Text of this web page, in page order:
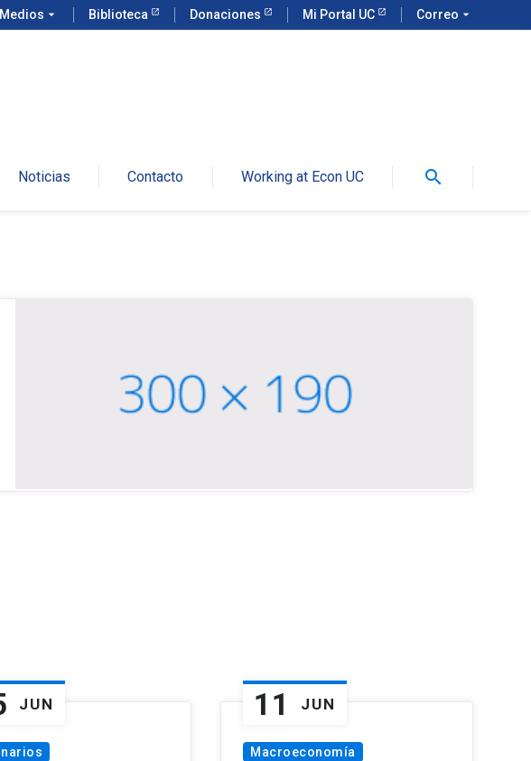
Medios arrow_drop_down Biblioteca Donaciones Mi Portal UC Correo arrow_drop_down
Noticias Contacto Working at Econ UC search
JUN 11 JUN
Macroeconomía